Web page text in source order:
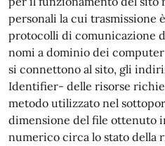
personali la cui trasmissione
protocolli di comunicazione
nomi a dominio dei
si connettono al sito, gli
Identifier- delle risorse
metodo utilizzato nel
dimensione del file ottenuto
numerico circa lo stato della